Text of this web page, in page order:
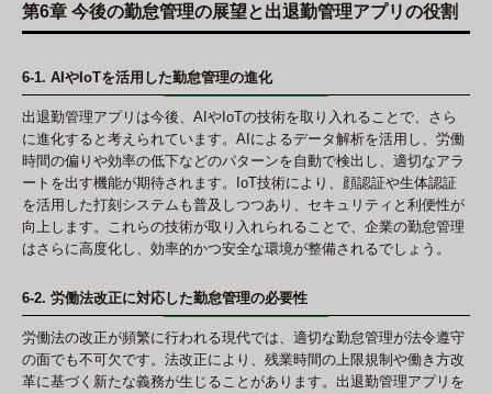
第6章 今後の勤怠管理の展望と出退勤管理アプリの役割
6-1. AIやIoTを活用した勤怠管理の進化
出退勤管理アプリは今後、AIやIoTの技術を取り入れることで、さら
に進化すると考えられています。AIによるデータ解析を活用し、労働
時間の偏りや効率の低下などのパターンを自動で検出し、適切なアラ
ートを出す機能が期待されます。IoT技術により、顔認証や生体認証
を活用した打刻システムも普及しつつあり、セキュリティと利便性が
向上します。これらの技術が取り入れられることで、企業の勤怠管理
はさらに高度化し、効率的かつ安全な環境が整備されるでしょう。
6-2. 労働法改正に対応した勤怠管理の必要性
労働法の改正が頻繁に行われる現代では、適切な勤怠管理が法令遵守
の面でも不可欠です。法改正により、残業時間の上限規制や働き方改
革に基づく新たな義務が生じることがあります。出退勤管理アプリを